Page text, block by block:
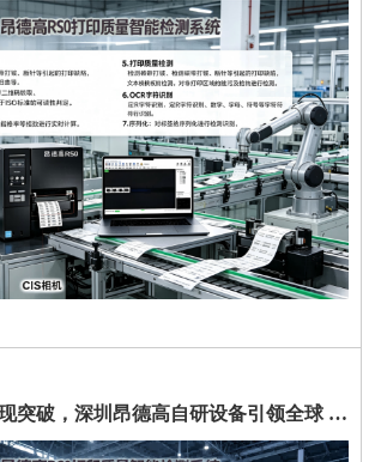
标签品控技术实现突破，深圳昂德高自研设备引领全球 AIDC 产业革新